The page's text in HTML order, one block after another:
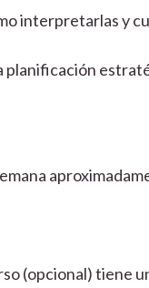
interpretarlas y
planificación
(opcional) tiene